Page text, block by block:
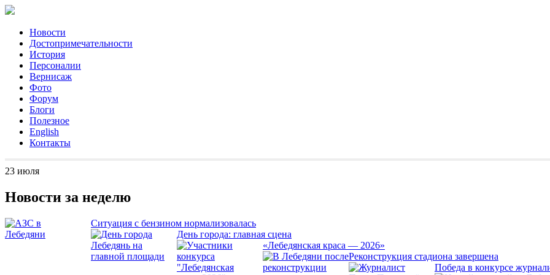
Новости
Достопримечательности
История
Персоналии
Вернисаж
Фото
Форум
Блоги
Полезное
English
Контакты
23 июля
Новости за неделю
Ситуация с бензином нормализовалась
День города: главная сцена
«Лебедянская краса — 2026»
Реконструкция стадиона завершена
Победа в конкурсе